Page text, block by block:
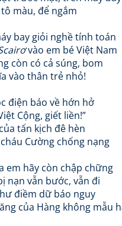
màu, để ngắm
bay giỏi nghề tính toán
vào em bé Việt Nam
còn có cả súng, bom
vào thân trẻ nhỏ!
điện báo về hớn hở
Cộng, giết liền!”
tấn kịch đê hèn
Cường chống nạng
em hãy còn chập chững
nạn vẫn bước, vẫn đi
điềm dữ báo nguy
của Hàng không mẫu